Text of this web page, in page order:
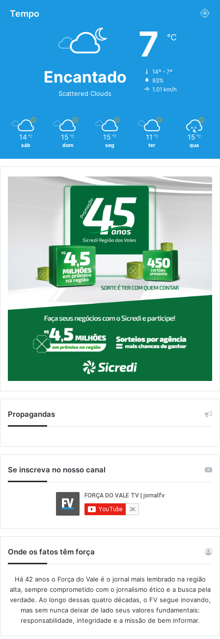
Tempo
Encantado
Scattered Clouds
7 ℃
14º - 7º
93%
1.01 km/h
14 ℃
sáb
15 ℃
dom
15 ℃
seg
11 ℃
ter
15 ℃
qua
Propagandas
Se inscreva no nosso canal
Onde os fatos têm força
Há 42 anos o Força do Vale é o jornal mais lembrado na região
alta, sempre comprometido com o jornalismo ético e a busca pela
verdade. Ao longo dessas quatro décadas, o FV segue inovando,
mas sem nunca deixar de lado seus valores fundamentais:
responsabilidade, integridade e a missão de bem informar.​